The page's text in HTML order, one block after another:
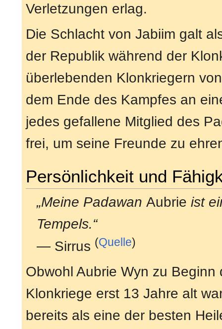
Verletzungen erlag.
Die Schlacht von Jabiim galt
der Republik während der
überlebenden Klonkriegern
dem Ende des Kampfes an
jedes gefallene Mitglied des
frei, um seine Freunde zu
Persönlichkeit und
„Meine PadawanAubrie ist
Tempels.“
— Sirrus (Quelle)
Obwohl Aubrie Wyn zu Beginn
Klonkriege erst 13 Jahre alt
bereits als eine der besten